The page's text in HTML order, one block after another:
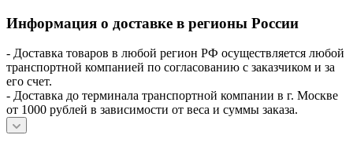
Информация о доставке в регионы России
- Доставка товаров в любой регион РФ осуществляется любой
транспортной компанией по согласованию с заказчиком и за
его счет.
- Доставка до терминала транспортной компании в г. Москве
от 1000 рублей в зависимости от веса и суммы заказа.